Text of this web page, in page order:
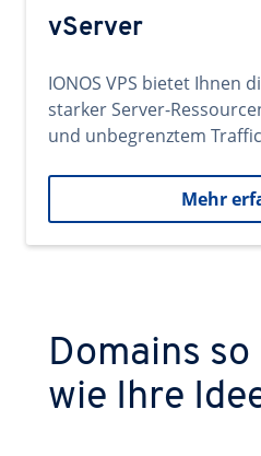
vServer
IONOS VPS bietet Ihnen
starker Server-
und unbegrenztem
Mehr
Domains
wie Ihre